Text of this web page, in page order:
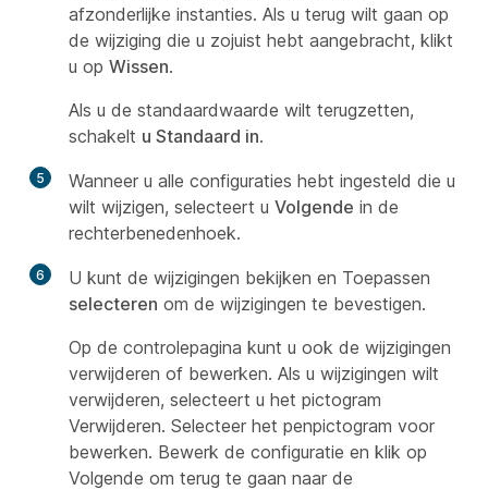
afzonderlijke instanties. Als u terug wilt gaan op
de wijziging die u zojuist hebt aangebracht, klikt
u op Wissen.
Als u de standaardwaarde wilt terugzetten,
schakelt u Standaard in.
5
Wanneer u alle configuraties hebt ingesteld die u
wilt wijzigen, selecteert u Volgende in de
rechterbenedenhoek.
6
U kunt de wijzigingen bekijken en Toepassen
selecteren om de wijzigingen te bevestigen.
Op de controlepagina kunt u ook de wijzigingen
verwijderen of bewerken. Als u wijzigingen wilt
verwijderen, selecteert u het pictogram
Verwijderen. Selecteer het penpictogram voor
bewerken. Bewerk de configuratie en klik op
Volgende om terug te gaan naar de